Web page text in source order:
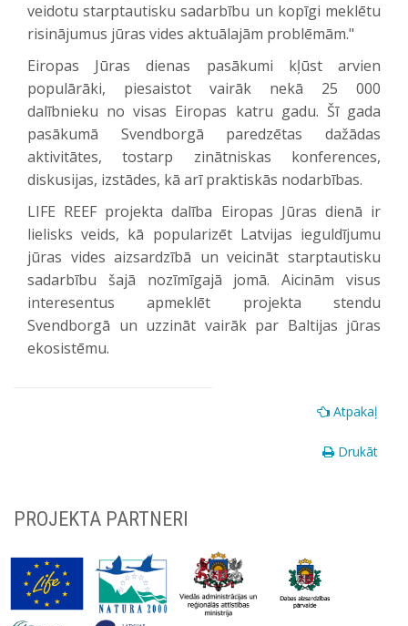
veidotu starptautisku sadarbību un kopīgi meklētu
risinājumus jūras vides aktuālajām problēmām."
Eiropas Jūras dienas pasākumi kļūst arvien
populārāki, piesaistot vairāk nekā 25 000
dalībnieku no visas Eiropas katru gadu. Šī gada
pasākumā Svendborgā paredzētas dažādas
aktivitātes, tostarp zinātniskas konferences,
diskusijas, izstādes, kā arī praktiskās nodarbības.
LIFE REEF projekta dalība Eiropas Jūras dienā ir
lielisks veids, kā popularizēt Latvijas ieguldījumu
jūras vides aizsardzībā un veicināt starptautisku
sadarbību šajā nozīmīgajā jomā. Aicinām visus
interesentus apmeklēt projekta stendu
Svendborgā un uzzināt vairāk par Baltijas jūras
ekosistēmu.
Atpakaļ
Drukāt
PROJEKTA PARTNERI